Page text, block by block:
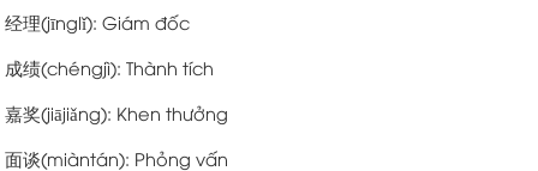
经理(jīnglǐ): Giám đốc
成绩(chéngjì): Thành tích
嘉奖(jiājiǎng): Khen thưởng
面谈(miàntán): Phỏng vấn